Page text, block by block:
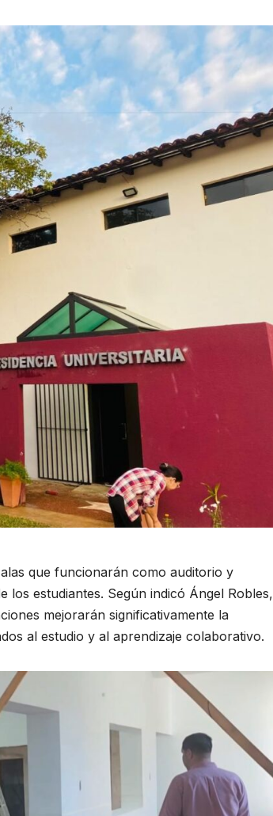
que funcionarán como auditorio y
estudiantes. Según indicó Ángel Robles,
mejorarán significativamente la
al estudio y al aprendizaje colaborativo.